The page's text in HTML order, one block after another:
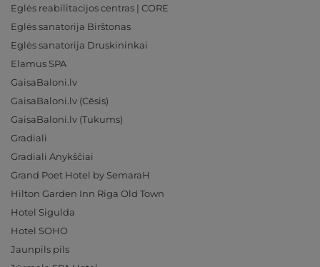
Eglės reabilitacijos centras | CORE
Eglės sanatorija Birštonas
Eglės sanatorija Druskininkai
Elamus SPA
GaisaBaloni.lv
GaisaBaloni.lv (Cēsis)
GaisaBaloni.lv (Tukums)
Gradiali
Gradiali Anykščiai
Grand Poet Hotel by SemaraH
Hilton Garden Inn Riga Old Town
Hotel Sigulda
Hotel SOHO
Jaunpils pils